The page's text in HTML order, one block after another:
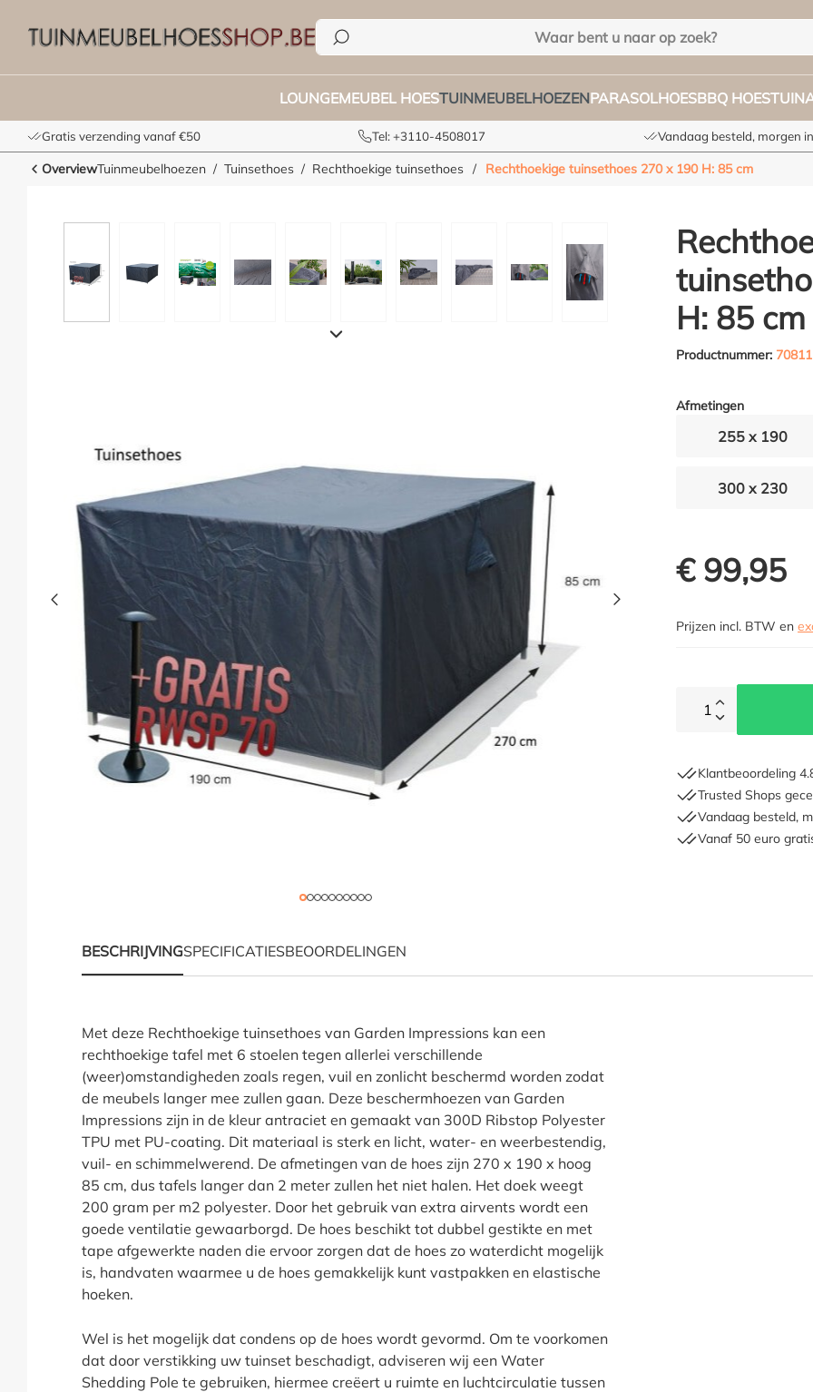
LOUNGEMEUBEL HOESTUINMEUBELHOEZENPARASOLHOESBBQ HOES
Gratis verzending vanaf €50 Tel: +3110-4508017 Vandaag besteld, morgen
OverviewTuinmeubelhoezen Tuinsethoes Rechthoekige tuinsethoes / Rechthoekige tuinsethoes 270 x 190 H: 85 cm
H: 85 cm
Productnummer: 70811
Afmetingen
255 x 190
300 x 230
€ 99,95
Prijzen incl. BTW en
1
Klantbeoordeling
Trusted Shops
Vandaag besteld,
Vanaf 50 euro
BESCHRIJVINGSPECIFICATIESBEOORDELINGEN
Productinformatie "Rechthoekige tuinsethoes 270
Met deze Rechthoekige tuinsethoes van Garden Impressions kan een
rechthoekige tafel met 6 stoelen tegen allerlei verschillende
(weer)omstandigheden zoals regen, vuil en zonlicht beschermd worden zodat
de meubels langer mee zullen gaan. Deze beschermhoezen van Garden
Impressions zijn in de kleur antraciet en gemaakt van 300D Ribstop Polyester
TPU met PU-coating. Dit materiaal is sterk en licht, water- en weerbestendig,
vuil- en schimmelwerend. De afmetingen van de hoes zijn 270 x 190 x hoog
85 cm, dus tafels langer dan 2 meter zullen het niet halen. Het doek weegt
200 gram per m2 polyester. Door het gebruik van extra airvents wordt een
goede ventilatie gewaarborgd. De hoes beschikt tot dubbel gestikte en met
tape afgewerkte naden die ervoor zorgen dat de hoes zo waterdicht mogelijk
is, handvaten waarmee u de hoes gemakkelijk kunt vastpakken en elastische
hoeken.
Wel is het mogelijk dat condens op de hoes wordt gevormd. Om te voorkomen
dat door verstikking uw tuinset beschadigt, adviseren wij een Water
Shedding Pole te gebruiken, hiermee creëert u ruimte en luchtcirculatie tussen